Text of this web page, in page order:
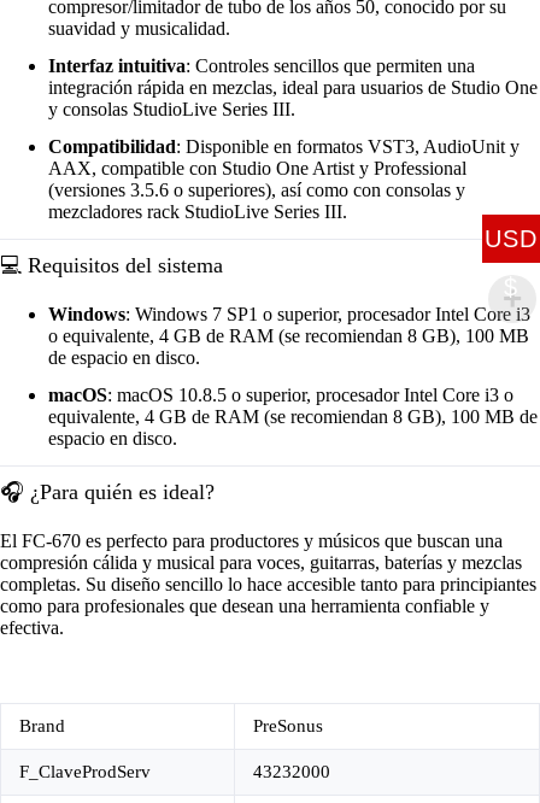
compresor/limitador de tubo de los años 50, conocido por su
suavidad y musicalidad.
Interfaz intuitiva: Controles sencillos que permiten una
integración rápida en mezclas, ideal para usuarios de Studio One
y consolas StudioLive Series III.
Compatibilidad: Disponible en formatos VST3, AudioUnit y
AAX, compatible con Studio One Artist y Professional
(versiones 3.5.6 o superiores), así como con consolas y
mezcladores rack StudioLive Series III.
💻 Requisitos del sistema
Windows: Windows 7 SP1 o superior, procesador Intel Core i3
o equivalente, 4 GB de RAM (se recomiendan 8 GB), 100 MB
de espacio en disco.
macOS: macOS 10.8.5 o superior, procesador Intel Core i3 o
equivalente, 4 GB de RAM (se recomiendan 8 GB), 100 MB de
espacio en disco.
🎧 ¿Para quién es ideal?
El FC-670 es perfecto para productores y músicos que buscan una
compresión cálida y musical para voces, guitarras, baterías y mezclas
completas. Su diseño sencillo lo hace accesible tanto para principiantes
como para profesionales que desean una herramienta confiable y
efectiva.
Brand PreSonus
F_ClaveProdServ 43232000
USD
$